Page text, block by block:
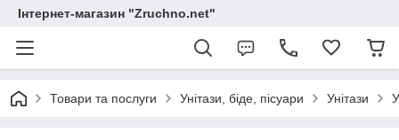
Інтернет-магазин "Zruchno.net"
Товари та послуги Унітази, біде, пісуари Унітази